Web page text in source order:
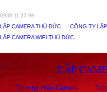
0938 11 23 99
LẮP CAMERA THỦ ĐỨC
CÔNG TY
LẮP CAMERA WIFI THỦ ĐỨC
LẮP
Thương Hiệu Camera